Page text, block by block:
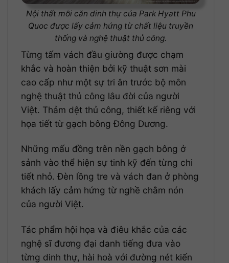
Nội thất mỗi căn dinh thự của Park Hyatt Phu
Quoc được lấy cảm hứng từ chất liệu truyền
thống và nghệ thuật thủ công.
Từng tấm vách đầu giường được chạm
khắc và hoàn thiện bởi kỹ thuật sơn mài
cao cấp như một sự tri ân trước bộ môn
nghệ thuật thủ công lâu đời của người
Việt. Thảm dệt thủ công, thiết kế riêng với
họa tiết từ gạch bông Đông Dương.
Những mấu đồng trên nền gạch bông ở
sảnh vào thể hiện sự tinh kỹ đến từng chi
tiết nhỏ. Đèn lồng tre và vách đan ở phòng
khách lấy cảm hứng từ nghề chằm nón
của người Việt.
Tác phẩm hội họa và điêu khắc của các
nghệ sĩ đương đại danh tiếng đưa vào
từng dinh thự, hài hoà với đường nét kiến